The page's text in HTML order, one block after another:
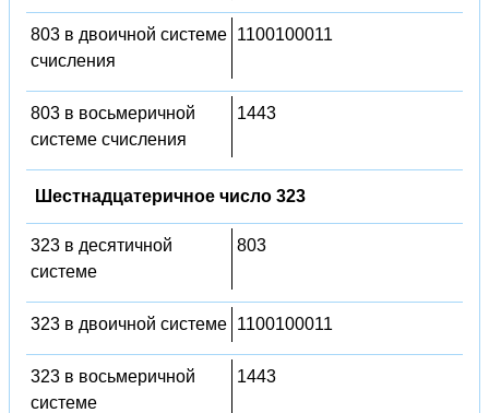
803 в двоичной системе
счисления
1100100011
803 в восьмеричной
системе счисления
1443
Шестнадцатеричное число 323
323 в десятичной
системе
803
323 в двоичной системе 1100100011
323 в восьмеричной
системе
1443